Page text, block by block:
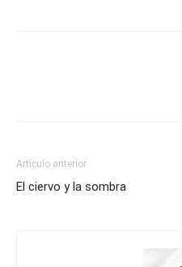
Artículo anterior
El ciervo y la sombra